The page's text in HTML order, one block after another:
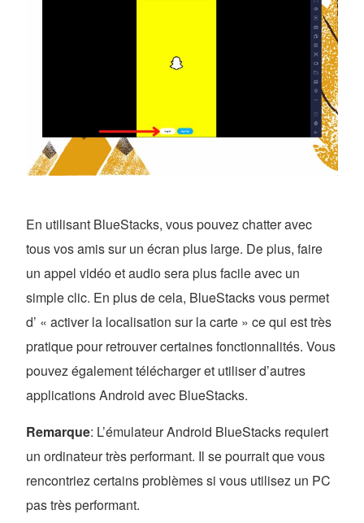
En utilisant BlueStacks, vous pouvez chatter avec
tous vos amis sur un écran plus large. De plus, faire
un appel vidéo et audio sera plus facile avec un
simple clic. En plus de cela, BlueStacks vous permet
d’ « activer la localisation sur la carte » ce qui est très
pratique pour retrouver certaines fonctionnalités. Vous
pouvez également télécharger et utiliser d’autres
applications Android avec BlueStacks.
Remarque: L’émulateur Android BlueStacks requiert
un ordinateur très performant. Il se pourrait que vous
rencontriez certains problèmes si vous utilisez un PC
pas très performant.